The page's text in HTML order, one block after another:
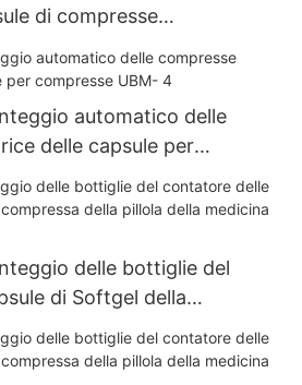
di compresse
2D
automatico delle
delle capsule per
delle bottiglie del
di Softgel della
della medicina
8